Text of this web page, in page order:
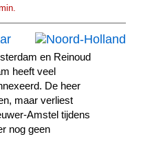
en Reinoud
heeft veel
De heer
maar verliest
Amstel tijdens
nog geen